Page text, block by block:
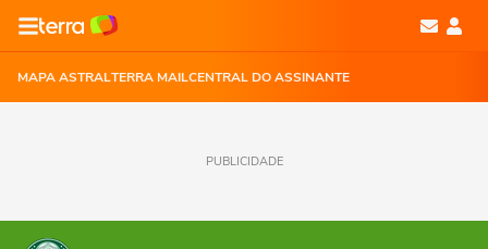
MAPA ASTRALTERRA MAILCENTRAL DO ASSINANTE
PUBLICIDADE